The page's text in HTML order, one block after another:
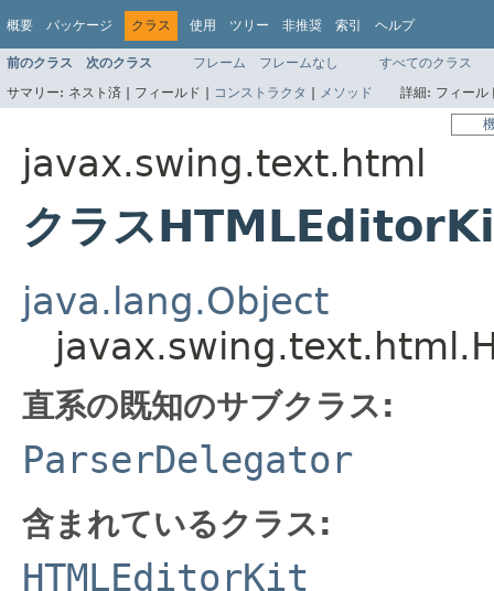
概要 パッケージ クラス 使用 ツリー 非推奨 索引 ヘルプ
前のクラス 次のクラス フレーム フレームなし
すべてのクラス
サマリー: ネスト済 | フィールド | コンストラクタ | メソッド 詳細: フィー
javax.swing.text.html
クラス
java.lang.Object
直系の既知のサブクラス:
ParserDelegator
含まれているクラス:
HTMLEditorKit